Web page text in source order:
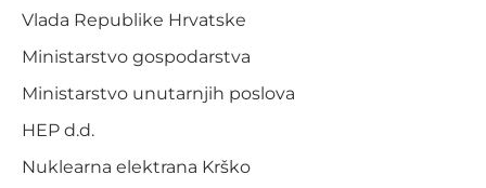
Vlada Republike Hrvatske
Ministarstvo gospodarstva
Ministarstvo unutarnjih poslova
HEP d.d.
Nuklearna elektrana Krško